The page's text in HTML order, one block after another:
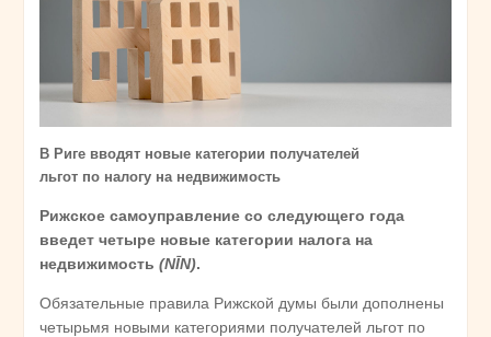
В Риге вводят новые категории получателей
льгот по налогу на недвижимость
Рижское самоуправление со следующего года
введет четыре новые категории налога на
недвижимость (NĪN).
Обязательные правила Рижской думы были дополнены
четырьмя новыми категориями получателей льгот по